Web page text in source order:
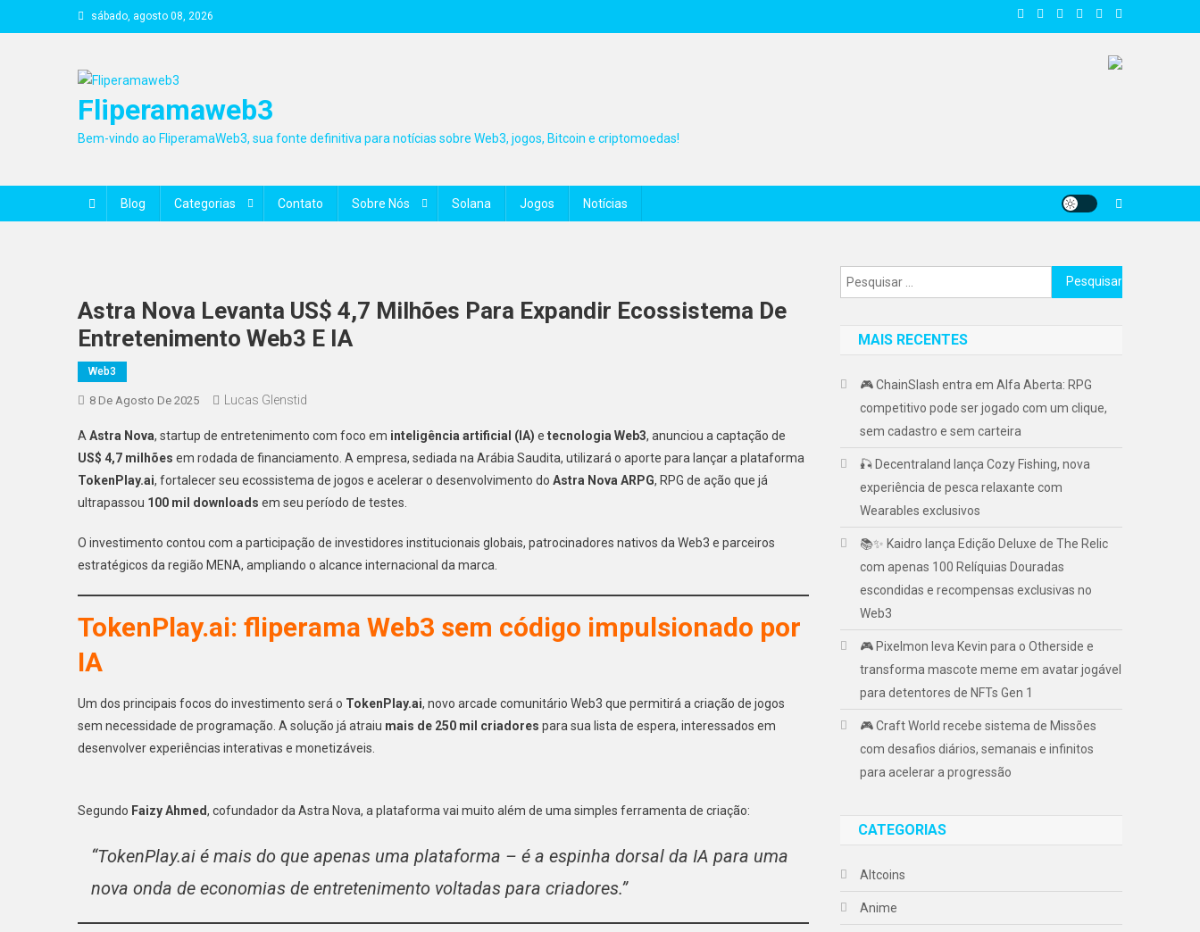
to
sábado, agosto 08, 2026
Fliperamaweb3
Bem-vindo ao FliperamaWeb3, sua fonte definitiva para notícias sobre Web3, jogos, Bitcoin e criptomoedas!
Blog Categorias Contato Sobre Nós Solana Jogos Notícias
Astra Nova Levanta US$ 4,7 Milhões Para Expandir Ecossistema De
Entretenimento Web3 E IA
Web3
8 De Agosto De 2025 Lucas Glenstid
A Astra Nova, startup de entretenimento com foco em inteligência artificial (IA) e tecnologia Web3, anunciou a captação de
US$ 4,7 milhões em rodada de financiamento. A empresa, sediada na Arábia Saudita, utilizará o aporte para lançar a plataforma
TokenPlay.ai, fortalecer seu ecossistema de jogos e acelerar o desenvolvimento do Astra Nova ARPG, RPG de ação que já
ultrapassou 100 mil downloads em seu período de testes.
O investimento contou com a participação de investidores institucionais globais, patrocinadores nativos da Web3 e parceiros
estratégicos da região MENA, ampliando o alcance internacional da marca.
TokenPlay.ai: fliperama Web3 sem código impulsionado por
IA
Um dos principais focos do investimento será o TokenPlay.ai, novo arcade comunitário Web3 que permitirá a criação de jogos
sem necessidade de programação. A solução já atraiu mais de 250 mil criadores para sua lista de espera, interessados em
desenvolver experiências interativas e monetizáveis.
Segundo Faizy Ahmed, cofundador da Astra Nova, a plataforma vai muito além de uma simples ferramenta de criação:
“TokenPlay.ai é mais do que apenas uma plataforma – é a espinha dorsal da IA para uma
nova onda de economias de entretenimento voltadas para criadores.”
Pesquisar
por:
MAIS RECENTES
🎮 ChainSlash entra em Alfa Aberta: RPG
competitivo pode ser jogado com um clique,
sem cadastro e sem carteira
🎣 Decentraland lança Cozy Fishing, nova
experiência de pesca relaxante com
Wearables exclusivos
📚✨ Kaidro lança Edição Deluxe de The Relic
com apenas 100 Relíquias Douradas
escondidas e recompensas exclusivas no
Web3
🎮 Pixelmon leva Kevin para o Otherside e
transforma mascote meme em avatar jogável
para detentores de NFTs Gen 1
🎮 Craft World recebe sistema de Missões
com desafios diários, semanais e infinitos
para acelerar a progressão
CATEGORIAS
Altcoins
Anime